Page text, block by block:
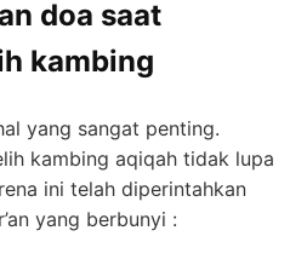
doa saat
kambing
yang sangat penting.
kambing aqiqah tidak lupa
ini telah diperintahkan
yang berbunyi :